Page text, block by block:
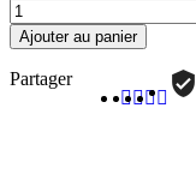
Ajouter au panier
Partager